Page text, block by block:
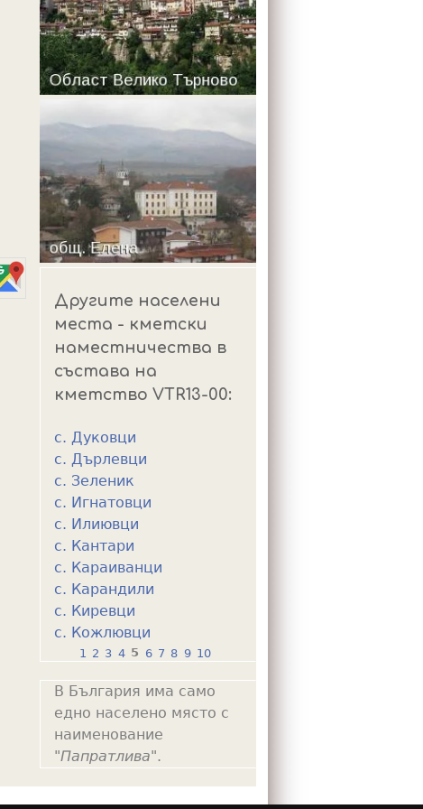
Другите населени
места - кметски
наместничества в
състава на
кметство VTR13-00:
с. Дуковци
с. Дърлевци
с. Зеленик
с. Игнатовци
с. Илиювци
с. Кантари
с. Караиванци
с. Карандили
с. Киревци
с. Кожлювци
a
g
e
s
1 2 3 4 5 6 7 8 9 10
В България има само
едно населено място с
наименование
"Папратлива".